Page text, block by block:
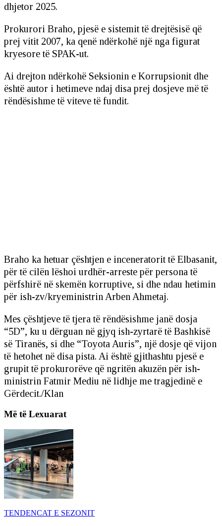
dhjetor 2025.
Prokurori Braho, pjesë e sistemit të drejtësisë që
prej vitit 2007, ka qenë ndërkohë një nga figurat
kryesore të SPAK-ut.
Ai drejton ndërkohë Seksionin e Korrupsionit dhe
është autor i hetimeve ndaj disa prej dosjeve më të
rëndësishme të viteve të fundit.
Braho ka hetuar çështjen e inceneratorit të Elbasanit,
për të cilën lëshoi urdhër-arreste për persona të
përfshirë në skemën korruptive, si dhe ndau hetimin
për ish-zv/kryeministrin Arben Ahmetaj.
Mes çështjeve të tjera të rëndësishme janë dosja
“5D”, ku u dërguan në gjyq ish-zyrtarë të Bashkisë
së Tiranës, si dhe “Toyota Auris”, një dosje që vijon
të hetohet në disa pista. Ai është gjithashtu pjesë e
grupit të prokurorëve që ngritën akuzën për ish-
ministrin Fatmir Mediu në lidhje me tragjedinë e
Gërdecit./Klan
Më të Lexuarat
TENDENCAT E SEZONIT